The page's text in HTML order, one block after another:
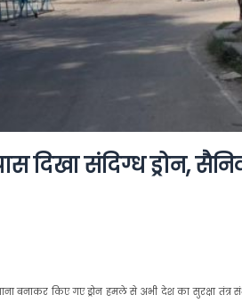
दिखा संदिग्ध ड्रोन,
बनाकर किए गए ड्रोन हमले से अभी देश का सुरक्षा तंत्र